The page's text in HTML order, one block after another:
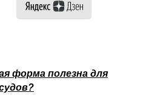
форма полезна для